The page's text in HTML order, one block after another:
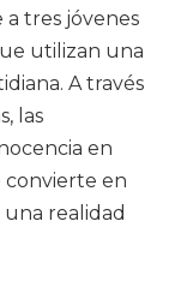
a tres jóvenes
utilizan una
A través
las
en
convierte en
realidad